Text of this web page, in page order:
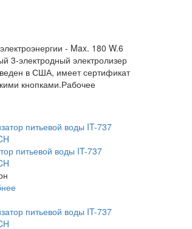
- Max. 180 W.6
3-электродный электролизер
в США, имеет сертификат
кнопками.Рабочее
питьевой воды IT-737